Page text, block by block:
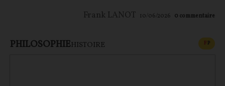
Frank LANOT 10/06/2026 0 commentaire
PHILOSOPHIEHISTOIRE FP